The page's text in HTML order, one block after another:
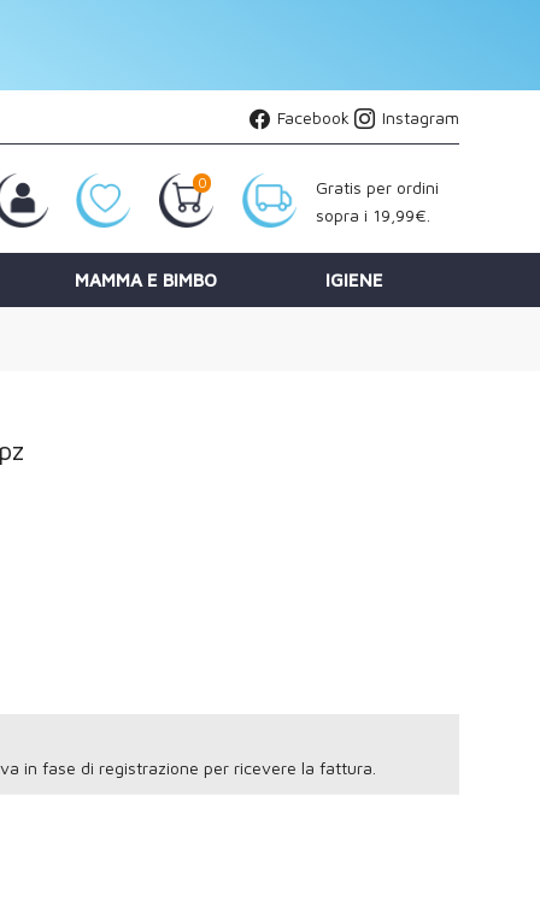
Facebook Instagram
0
Gratis per ordini
sopra i 19,99€.
MAMMA E BIMBO IGIENE
in fase di registrazione per ricevere la fattura.